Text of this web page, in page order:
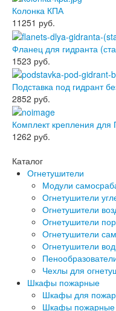
Колонка КПА
11251 руб.
Фланец для гидранта
1523 руб.
Подставка под гидрант
2852 руб.
Комплект крепления
1262 руб.
Каталог
Огнетушители
Модули
Огнетушители
Огнетушители
Огнетушители
Огнетушители
Огнетушители
Чехлы для
Шкафы пожарные
Шкафы для
Шкафы пожарные